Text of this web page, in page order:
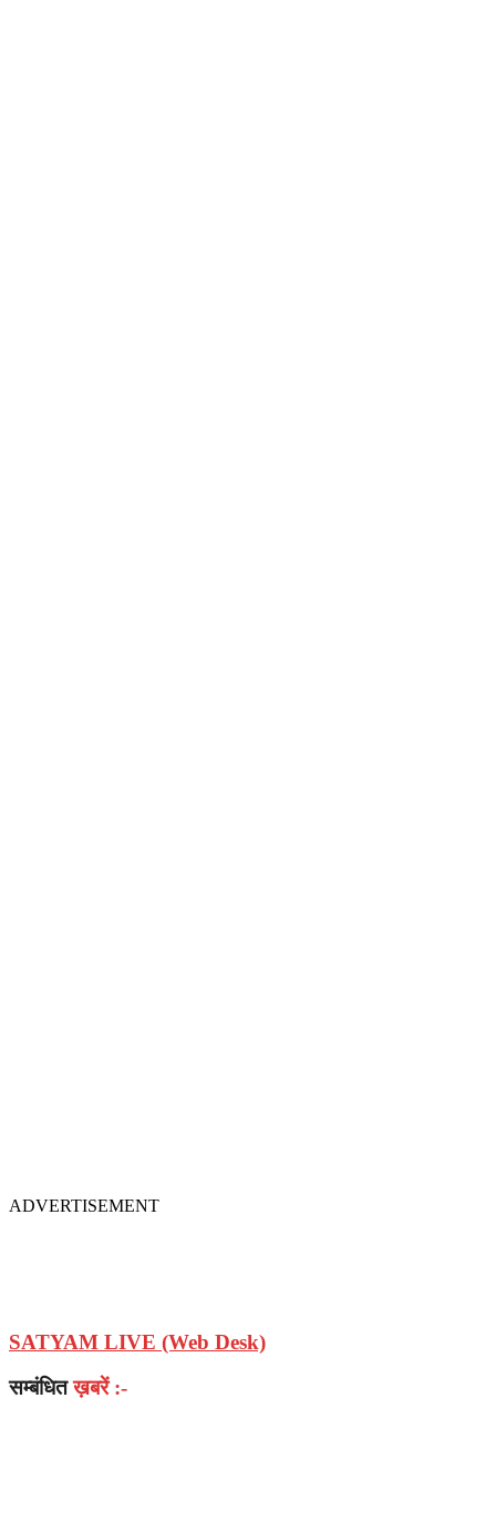
ADVERTISEMENT
SATYAM LIVE (Web Desk)
सम्बंधितख़बरें :-